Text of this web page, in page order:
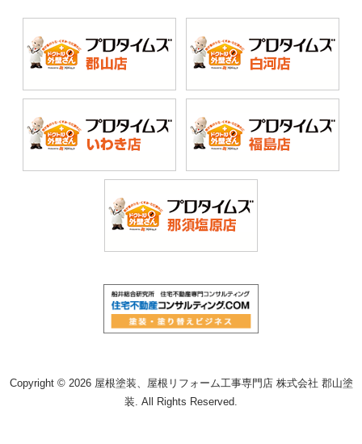
Copyright © 2026 屋根塗装、屋根リフォーム工事専門店 株式会社 郡山塗
装. All Rights Reserved.